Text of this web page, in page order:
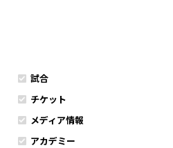
試合
チケット
メディア情報
アカデミー